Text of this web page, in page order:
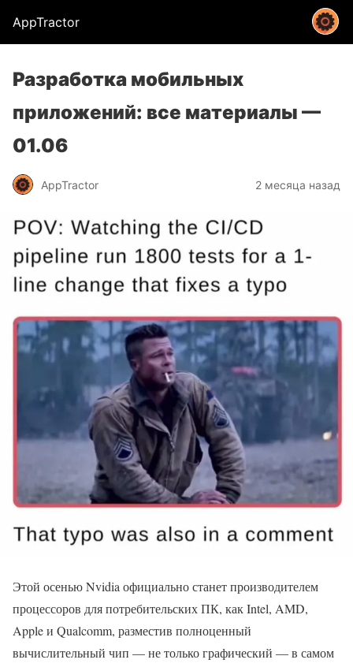
AppTractor
Разработка мобильных
приложений: все материалы —
01.06
AppTractor 2 месяца назад
Этой осенью Nvidia официально станет производителем
процессоров для потребительских ПК, как Intel, AMD,
Apple и Qualcomm, разместив полноценный
вычислительный чип — не только графический — в самом